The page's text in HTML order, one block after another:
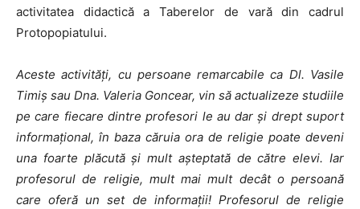
activitatea didactică a Taberelor de vară din cadrul
Protopopiatului.
Aceste activități, cu persoane remarcabile ca Dl. Vasile
Timiș sau Dna. Valeria Goncear, vin să actualizeze studiile
pe care fiecare dintre profesori le au dar și drept suport
informațional, în baza căruia ora de religie poate deveni
una foarte plăcută și mult așteptată de către elevi. Iar
profesorul de religie, mult mai mult decât o persoană
care oferă un set de informații! Profesorul de religie